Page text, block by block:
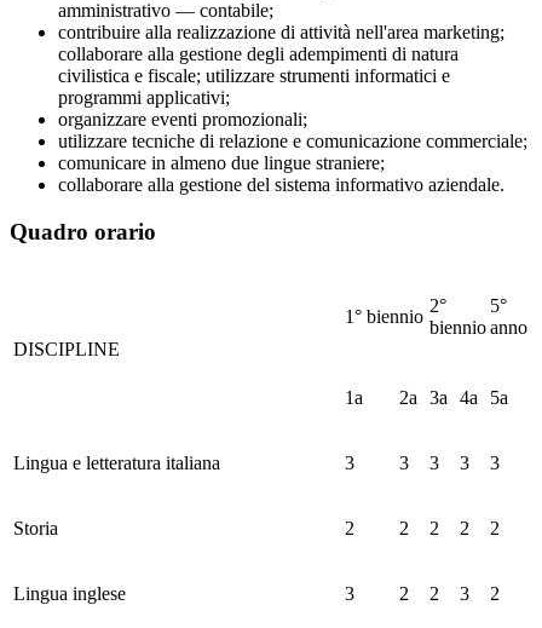
amministrativo — contabile;
contribuire alla realizzazione di attività nell'area marketing;
collaborare alla gestione degli adempimenti di natura
civilistica e fiscale; utilizzare strumenti informatici e
programmi applicativi;
organizzare eventi promozionali;
utilizzare tecniche di relazione e comunicazione commerciale;
comunicare in almeno due lingue straniere;
collaborare alla gestione del sistema informativo aziendale.
Quadro orario
DISCIPLINE
1° biennio
2°
biennio
5°
anno
1a 2a 3a 4a 5a
Lingua e letteratura italiana 3 3 3 3 3
Storia 2 2 2 2 2
Lingua inglese 3 2 2 3 2